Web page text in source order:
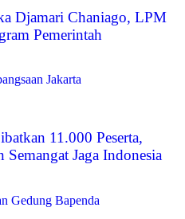
Djamari Chaniago, LPM
Pemerintah
11.000 Peserta,
Jaga Indonesia